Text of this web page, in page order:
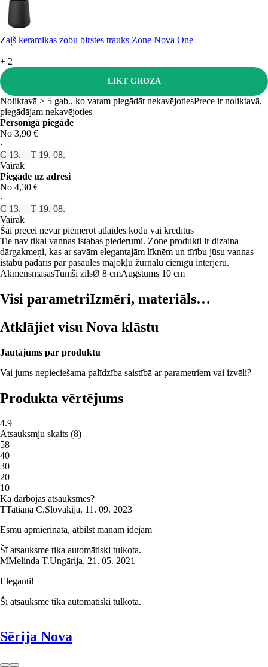
Zaļš keramikas zobu birstes trauks Zone Nova One
+ 2
LIKT GROZĀ
Noliktavā > 5 gab., ko varam piegādāt nekavējotiesPrece ir noliktavā,
piegādājam nekavējoties
Personīgā piegāde
No 3,90 €
·
C 13. – T 19. 08.
Vairāk
Piegāde uz adresi
No 4,30 €
·
C 13. – T 19. 08.
Vairāk
Šai precei nevar piemērot atlaides kodu vai kredītus
Tie nav tikai vannas istabas piederumi. Zone produkti ir dizaina
dārgakmeņi, kas ar savām elegantajām līknēm un tīrību jūsu vannas
istabu padarīs par pasaules mājokļu žurnālu cienīgu interjeru.
AkmensmasasTumši zilsØ 8 cmAugstums 10 cm
Visi parametriIzmēri, materiāls…
Atklājiet visu Nova klāstu
Jautājums par produktu
Vai jums nepieciešama palīdzība saistībā ar parametriem vai izvēli?
Produkta vērtējums
4.9
Atsauksmju skaits (8)
58
40
30
20
10
Kā darbojas atsauksmes?
TTatiana C.Slovākija, 11. 09. 2023
Esmu apmierināta, atbilst manām idejām
Šī atsauksme tika automātiski tulkota.
MMelinda T.Ungārija, 21. 05. 2021
Eleganti!
Šī atsauksme tika automātiski tulkota.
Sērija Nova